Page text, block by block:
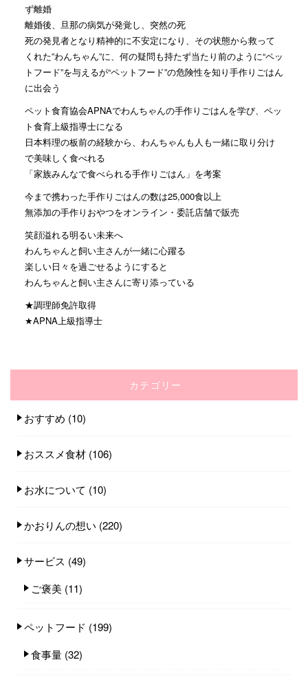
ず離婚
離婚後、旦那の病気が発覚し、突然の死
死の発見者となり精神的に不安定になり、その状態から救って
くれた”わんちゃん”に、何の疑問も持たず当たり前のように“ペッ
トフード”を与えるが“ペットフード”の危険性を知り手作りごはん
に出会う
ペット食育協会APNAでわんちゃんの手作りごはんを学び、ペッ
ト食育上級指導士になる
日本料理の板前の経験から、わんちゃんも人も一緒に取り分け
で美味しく食べれる
「家族みんなで食べられる手作りごはん」を考案
今まで携わった手作りごはんの数は25,000食以上
無添加の手作りおやつをオンライン・委託店舗で販売
笑顔溢れる明るい未来へ
わんちゃんと飼い主さんが一緒に心躍る
楽しい日々を過ごせるようにすると
わんちゃんと飼い主さんに寄り添っている
★調理師免許取得
★APNA上級指導士
カテゴリー
おすすめ (10)
おススメ食材 (106)
お水について (10)
かおりんの想い (220)
サービス (49)
ご褒美 (11)
ペットフード (199)
食事量 (32)